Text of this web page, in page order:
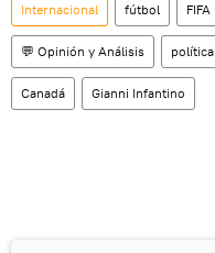
Internacional fútbol FIFA
💬 Opinión y Análisis política
Canadá Gianni Infantino